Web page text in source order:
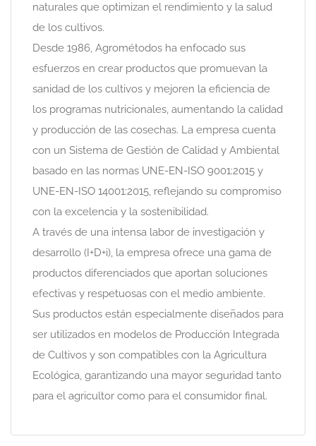
naturales que optimizan el rendimiento y la salud
de los cultivos.
Desde 1986, Agrométodos ha enfocado sus
esfuerzos en crear productos que promuevan la
sanidad de los cultivos y mejoren la eficiencia de
los programas nutricionales, aumentando la calidad
y producción de las cosechas. La empresa cuenta
con un Sistema de Gestión de Calidad y Ambiental
basado en las normas UNE-EN-ISO 9001:2015 y
UNE-EN-ISO 14001:2015, reflejando su compromiso
con la excelencia y la sostenibilidad.
A través de una intensa labor de investigación y
desarrollo (I+D+i), la empresa ofrece una gama de
productos diferenciados que aportan soluciones
efectivas y respetuosas con el medio ambiente.
Sus productos están especialmente diseñados para
ser utilizados en modelos de Producción Integrada
de Cultivos y son compatibles con la Agricultura
Ecológica, garantizando una mayor seguridad tanto
para el agricultor como para el consumidor final.